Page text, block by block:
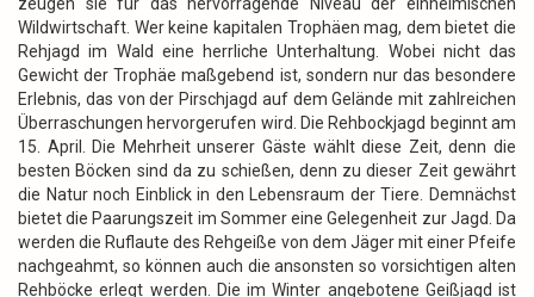
Wildwirtschaft. Wer keine kapitalen Trophäen mag, dem bietet die
Rehjagd im Wald eine herrliche Unterhaltung. Wobei nicht das
Gewicht der Trophäe maßgebend ist, sondern nur das besondere
Erlebnis, das von der Pirschjagd auf dem Gelände mit zahlreichen
Überraschungen hervorgerufen wird. Die Rehbockjagd beginnt am
15. April. Die Mehrheit unserer Gäste wählt diese Zeit, denn die
besten Böcken sind da zu schießen, denn zu dieser Zeit gewährt
die Natur noch Einblick in den Lebensraum der Tiere. Demnächst
bietet die Paarungszeit im Sommer eine Gelegenheit zur Jagd. Da
werden die Ruflaute des Rehgeiße von dem Jäger mit einer Pfeife
nachgeahmt, so können auch die ansonsten so vorsichtigen alten
Rehböcke erlegt werden. Die im Winter angebotene Geißjagd ist